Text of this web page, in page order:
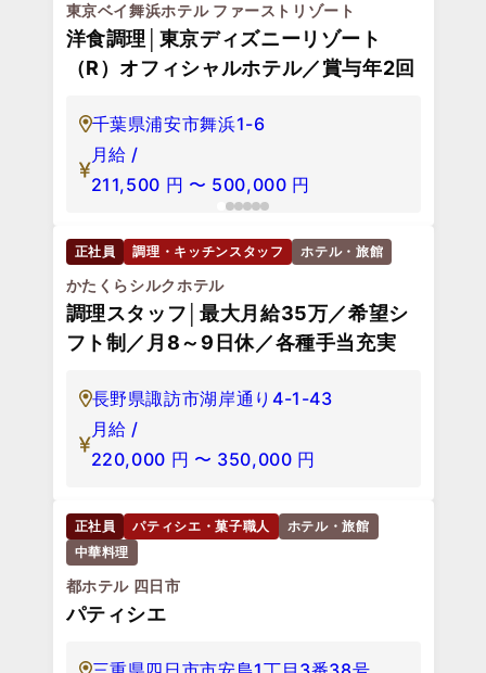
東京ベイ舞浜ホテル ファーストリゾート
洋食調理│東京ディズニーリゾート
（R）オフィシャルホテル／賞与年2回
千葉県浦安市舞浜1-6
月給 /
211,500 円 〜 500,000 円
正社員 調理・キッチンスタッフ ホテル・旅館
かたくらシルクホテル
調理スタッフ│最大月給35万／希望シ
フト制／月8～9日休／各種手当充実
長野県諏訪市湖岸通り4-1-43
月給 /
220,000 円 〜 350,000 円
正社員 パティシエ・菓子職人
ホテル・旅館
中華料理
都ホテル 四日市
パティシエ